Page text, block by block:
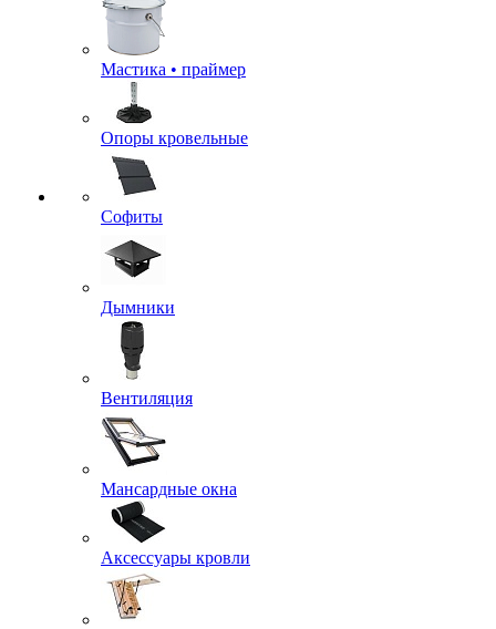
Мастика • праймер
Опоры кровельные
Софиты
Дымники
Вентиляция
Мансардные окна
Аксессуары кровли